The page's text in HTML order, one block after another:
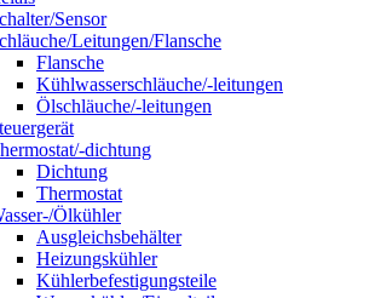
Sensor
Leitungen/Flansche
Flansche
Kühlwasserschläuche/-leitungen
Ölschläuche/-leitungen
dichtung
Dichtung
Thermostat
Ölkühler
Ausgleichsbehälter
Heizungskühler
Kühlerbefestigungsteile